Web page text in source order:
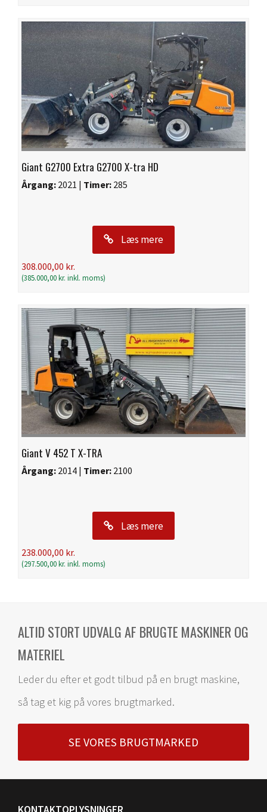
Giant G2700 Extra G2700 X-tra HD
Årgang: 2021 | Timer: 285
Læs mere
308.000,00 kr.
(385.000,00kr. inkl. moms)
Giant V 452 T X-TRA
Årgang: 2014 | Timer: 2100
Læs mere
238.000,00 kr.
(297.500,00kr. inkl. moms)
ALTID STORT UDVALG AF BRUGTE MASKINER OG
MATERIEL
Leder du efter et godt tilbud på en brugt maskine,
så tag et kig på vores brugtmarked.
SE VORES BRUGTMARKED